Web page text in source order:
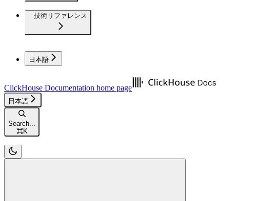
技術リファレンス
日本語
ClickHouse Documentation home page
日本語
Search...
⌘K